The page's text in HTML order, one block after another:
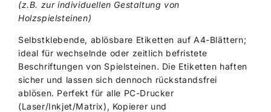
(z.B. zur individuellen Gestaltung von
Holzspielsteinen)
Selbstklebende, ablösbare Etiketten auf A4-Blättern;
ideal für wechselnde oder zeitlich befristete
Beschriftungen von Spielsteinen. Die Etiketten haften
sicher und lassen sich dennoch rückstandsfrei
ablösen. Perfekt für alle PC-Drucker
(Laser/Inkjet/Matrix), Kopierer und